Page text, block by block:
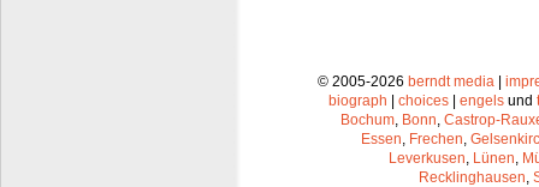
© 2005-2026 berndt media |
biograph | choices | engels und
Bochum Bonn Castrop-
Essen Frechen
Leverkusen Lünen
Recklinghausen